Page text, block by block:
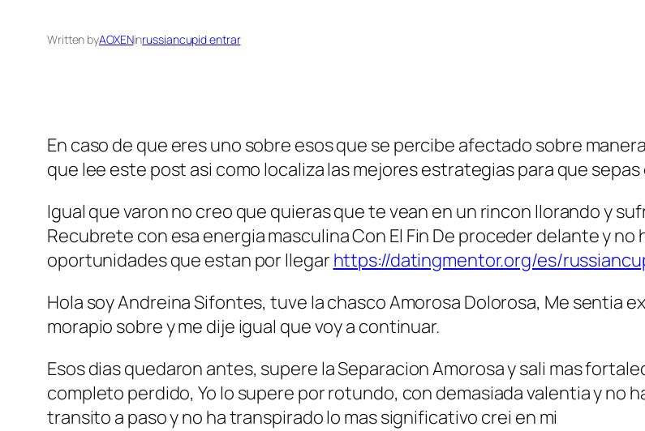
Written byAOXENinrussiancupid entrar
En caso de que eres uno sobre esos que se percibe afectado sobre
que lee este post asi­ como localiza las mejores estrategi­as para que sepas
Igual que varon no creo que quieras que te vean en un rincon llorando y
Recubrete con esa energia masculina Con El Fin De proceder delante y
oportunidades que estan por llegar https://datingmentor.org/es/
Hola soy Andreina Sifontes, tuve la chasco Amorosa Dolorosa, Me sentia
morapio sobre y me dije igual que voy a continuar.
Esos dias quedaron antes, supere la Separacion Amorosa y sali mas
completo perdido, Yo lo supere por rotundo, con demasiada valentia y no
transito a paso y no ha transpirado lo mas significativo crei en mi